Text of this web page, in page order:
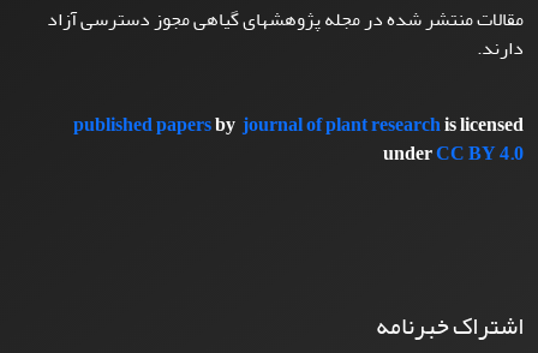
مقالات منتشر شده در مجله پژوهشهای گیاهی مجوز دسترسی آزاد
دارند.
published papersbyjournal of plant researchis licensed
underCC BY 4.0
اشتراک خبرنامه